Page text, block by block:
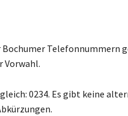
Bochumer Telefonnummern
Vorwahl.
0234. Es gibt keine